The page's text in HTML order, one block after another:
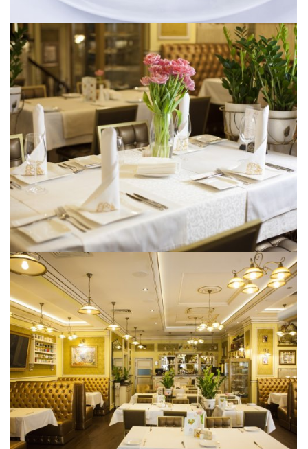
[ УВЕЛИЧИТЬ ]
[ УВЕЛИЧИТЬ ]